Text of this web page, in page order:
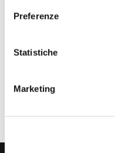
Preferenze
Statistiche
Marketing
riguardo, la
smaltimento
valorizzandoli in